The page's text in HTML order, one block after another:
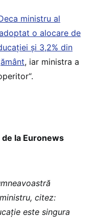
ministru al
o alocare de
și 3,2% din
, iar ministra a
la Euronews
citez:
este singura